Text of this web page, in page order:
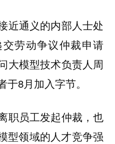
近通义的内部人士处
劳动争议仲裁申请
大模型技术负责人周
8月加入字节。
职员工发起仲裁，也
型领域的人才竞争强